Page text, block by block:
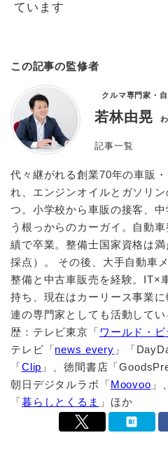
ています
この記事の監修者
クルマ専門家・
若林由晃
記事一覧
代々継がれる創業70年の車販
れ、エンジンオイルとガソリ
つ。小学校から車販の接客、
う根っからのカーガイ。自動
績で卒業。整備士国家資格は
採点）。 その後、大手自動車
整備と中古車販売を経験。IT×
持ち、現在はカーリース事業
連の専門家としても活動して
歴：テレビ東京「 ワールド・
テレビ「news every 」「
「Clip 」、徳間書店「
朝日デジタルラボ「Moovoo 」
「暮らしとくるま 」ほか